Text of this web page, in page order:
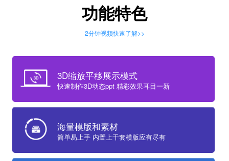
功能特色
2分钟视频快速了解>>
3D缩放平移展示模式
快速制作3D动态ppt 精彩效果耳目一新
海量模版和素材
简单易上手 内置上千套模版应有尽有